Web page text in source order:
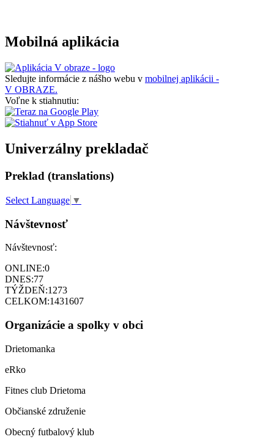
Mobilná aplikácia
Sledujte informácie z nášho webu v mobilnej aplikácii -
V OBRAZE.
Voľne k stiahnutiu:
Univerzálny prekladač
Preklad (translations)
Select Language ▼
Návštevnosť
Návštevnosť:
ONLINE:0
DNES:77
TÝŽDEŇ:1273
CELKOM:1431607
Organizácie a spolky v obci
Drietomanka
eRko
Fitnes club Drietoma
Občianské združenie
Obecný futbalový klub